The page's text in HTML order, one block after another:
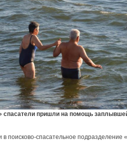
спасатели пришли на помощь
поисково-спасательное подразделение